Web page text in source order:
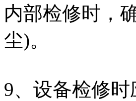
内部检修时，
尘)。
9、设备检修